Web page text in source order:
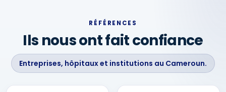
RÉFÉRENCES
Ils nous ont fait confiance
Entreprises, hôpitaux et institutions au Cameroun.